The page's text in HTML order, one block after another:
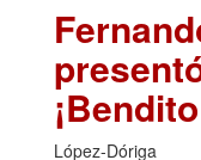
López-Dóriga